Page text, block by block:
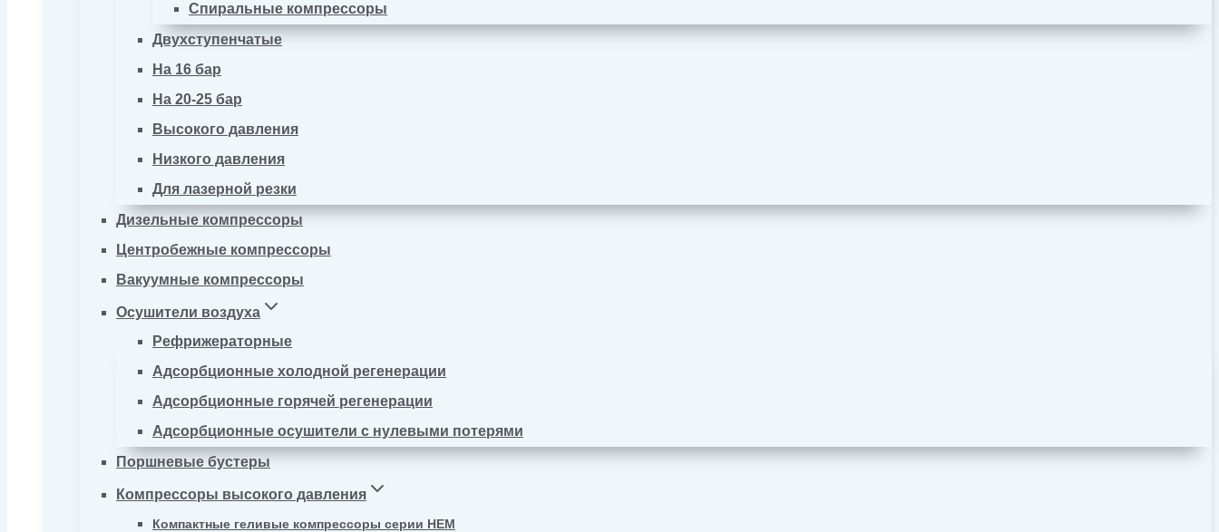
Спиральные компрессоры
Двухступенчатые
На 16 бар
На 20-25 бар
Высокого давления
Низкого давления
Для лазерной резки
Дизельные компрессоры
Центробежные компрессоры
Вакуумные компрессоры
Осушители воздуха
Рефрижераторные
Адсорбционные холодной регенерации
Адсорбционные горячей регенерации
Адсорбционные осушители с нулевыми потерями
Поршневые бустеры
Компрессоры высокого давления
Компактные геливые компрессоры серии HEM